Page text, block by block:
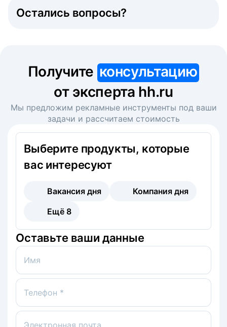
Остались вопросы?
Получите консультацию
от эксперта hh.ru
Мы предложим рекламные инструменты под ваши
задачи и рассчитаем стоимость
Выберите продукты, которые
вас интересуют
Вакансия дня
Компания дня
Ещё 8
Оставьте ваши данные
Имя
Телефон *
Электронная почта